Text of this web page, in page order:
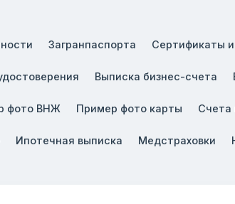
Загранпаспорта Сертификаты
Выписка бизнес-счета
фото ВНЖ Пример фото карты Счета
Ипотечная выписка Медстраховки